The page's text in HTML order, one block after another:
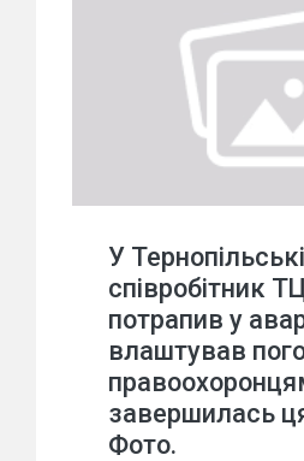
У
співробітник
потрапив у
влаштував
завершилась ця
Фото.